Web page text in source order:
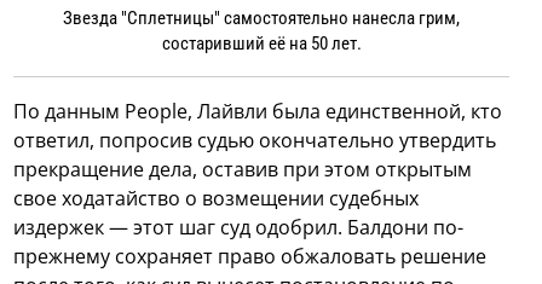
Звезда "Сплетницы" самостоятельно нанесла грим,
состаривший её на 50 лет.
По данным People, Лайвли была единственной, кто
ответил, попросив судью окончательно утвердить
прекращение дела, оставив при этом открытым
свое ходатайство о возмещении судебных
издержек — этот шаг суд одобрил. Балдони по-
прежнему сохраняет право обжаловать решение